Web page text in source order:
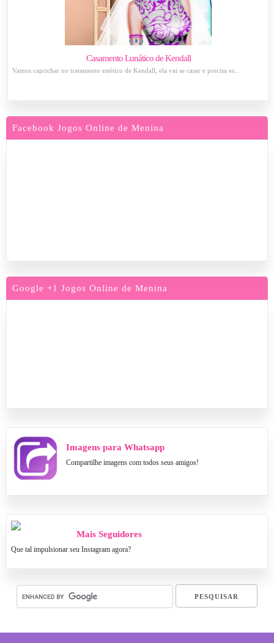
Casamento Lunático de Kendall
Vamos caprichar no tratamento estético de Kendall, ela vai se casar e precisa es...
Facebook Jogos Online de Menina
Google +1 Jogos Online de Menina
Imagens para Whatsapp
Compartilhe imagens com todos seus amigos!
Mais Seguidores
Que tal impulsionar seu Instagram agora?